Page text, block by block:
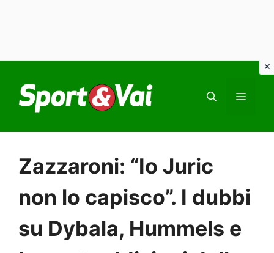
contenuto
Zazzaroni: “Io Juric
non lo capisco”. I dubbi
su Dybala, Hummels e